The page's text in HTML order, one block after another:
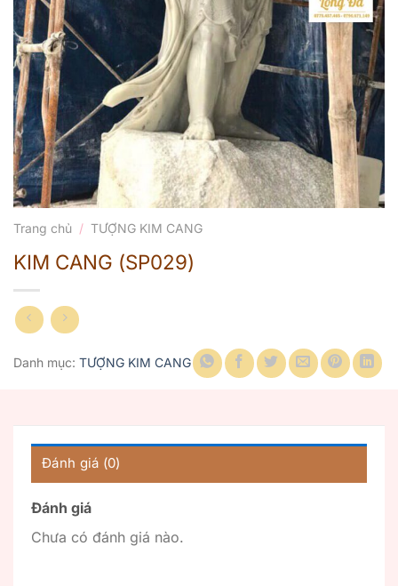
Trang chủ / TƯỢNG KIM CANG
KIM CANG (SP029)
Danh mục: TƯỢNG KIM CANG
Đánh giá (0)
Đánh giá
Chưa có đánh giá nào.